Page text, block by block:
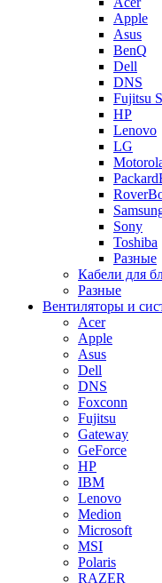
Apple
Asus
BenQ
Dell
DNS
Fujitsu
HP
Lenovo
LG
Sony
Toshiba
Разные
Кабели для
Разные
Вентиляторы и
Acer
Apple
Asus
Dell
DNS
Foxconn
Fujitsu
Gateway
GeForce
HP
IBM
Lenovo
Medion
Microsoft
MSI
Polaris
RAZER